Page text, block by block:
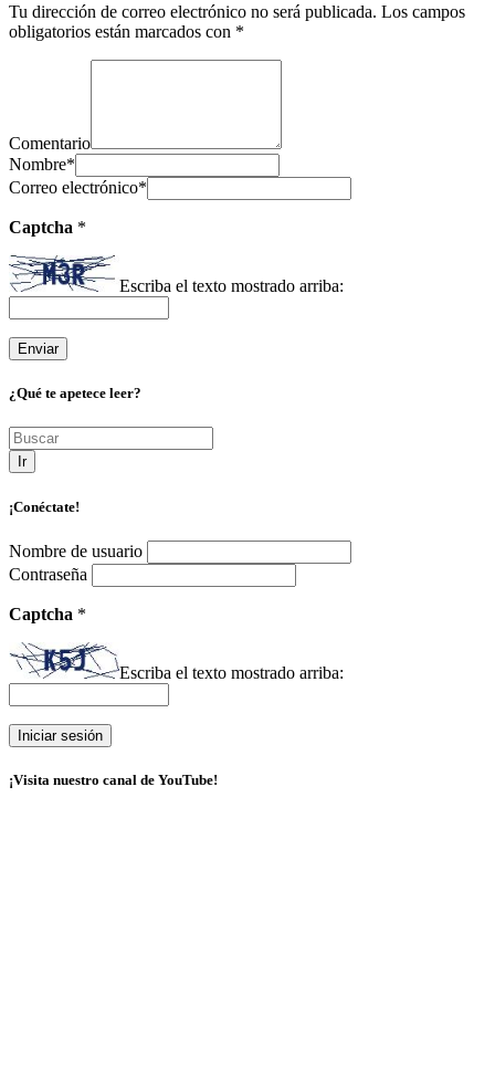
Tu dirección de correo electrónico no será publicada. Los campos
obligatorios están marcados con *
Comentario
Nombre*
Correo electrónico*
Captcha *
Escriba el texto mostrado arriba:
¿Qué te apetece leer?
Ir
¡Conéctate!
Nombre de usuario
Contraseña
Captcha *
Escriba el texto mostrado arriba:
¡Visita nuestro canal de YouTube!